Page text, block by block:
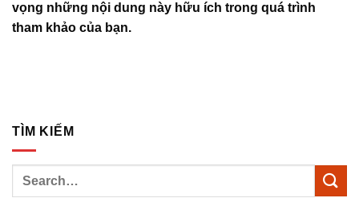
vọng những nội dung này hữu ích trong quá trình
tham khảo của bạn.
TÌM KIẾM